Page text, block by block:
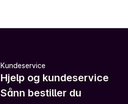
Kundeservice
Hjelp og kundeservice
Sånn bestiller du